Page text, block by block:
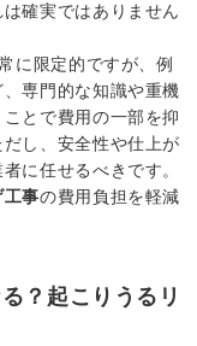
確実ではありません
に限定的ですが、例
専門的な知識や重機
とで費用の一部を抑
し、安全性や仕上が
に任せるべきです。
工事の費用負担を軽減
？起こりうるリ